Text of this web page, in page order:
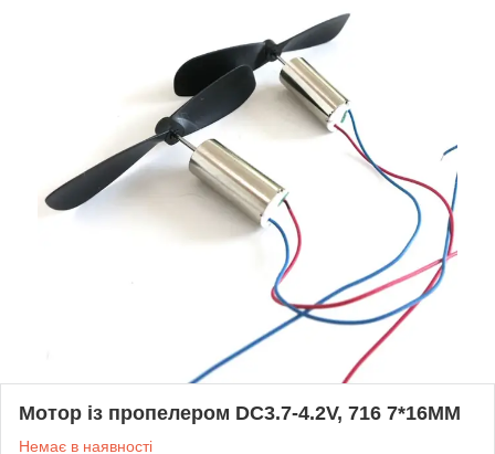
Мотор із пропелером DC3.7-4.2V, 716 7*16MM
Немає в наявності